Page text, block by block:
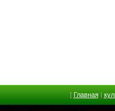
[ Главная|